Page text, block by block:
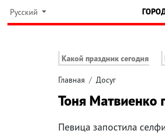
Русский
Какой праздник сегодня
Главная Досуг
Тоня Матвиенко
Певица запостила